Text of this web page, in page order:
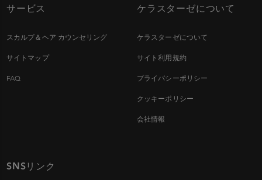
サービス
スカルプ＆ヘア カウンセリング
サイトマップ
FAQ
ケラスターゼについて
ケラスターゼについて
サイト利用規約
プライバシーポリシー
クッキーポリシー
会社情報
SNSリンク